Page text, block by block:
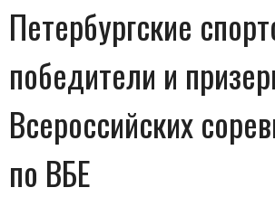
Петербургские
победители и
Всероссийских
по ВБЕ